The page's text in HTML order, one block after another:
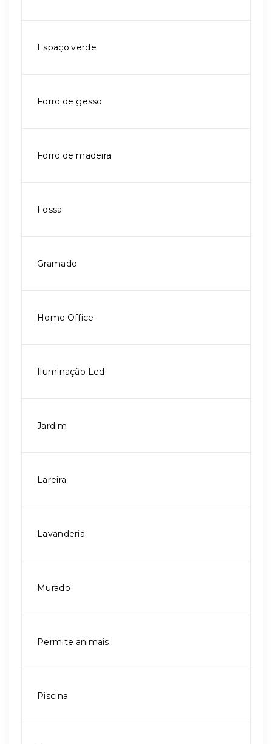
Espaço verde
Forro de gesso
Forro de madeira
Fossa
Gramado
Home Office
Iluminação Led
Jardim
Lareira
Lavanderia
Murado
Permite animais
Piscina